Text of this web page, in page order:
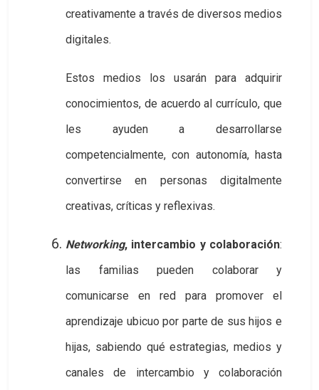
creativamente a través de diversos medios
digitales.
Estos medios los usarán para adquirir
conocimientos, de acuerdo al currículo, que
les ayuden a desarrollarse
competencialmente, con autonomía, hasta
convertirse en personas digitalmente
creativas, críticas y reflexivas.
Networking, intercambio y colaboración:
las familias pueden colaborar y
comunicarse en red para promover el
aprendizaje ubicuo por parte de sus hijos e
hijas, sabiendo qué estrategias, medios y
canales de intercambio y colaboración